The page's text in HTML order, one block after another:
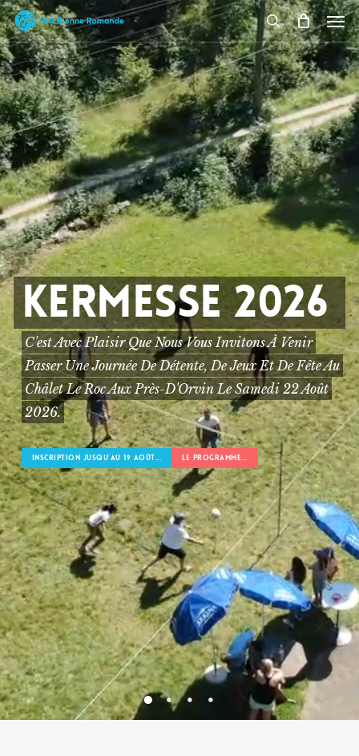
Skip
to
main
content
search
KERMESSE 2026
C'est Avec Plaisir Que Nous Vous Invitons À Venir
Passer Une Journée De Détente, De Jeux Et De Fête Au
Châlet Le Roc Aux Près-D'Orvin Le Samedi 22 Août
2026.
INSCRIPTION JUSQU'AU 19 AOÛT... LE PROGRAMME...